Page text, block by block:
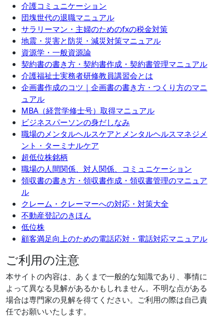
介護コミュニケーション
団塊世代の退職マニュアル
サラリーマン・主婦のためのfxの税金対策
地震・災害と防災・減災対策マニュアル
資源学・一般資源論
契約書の書き方・契約書作成・契約書管理マニュアル
介護福祉士実務者研修教員講習会とは
企画書作成のコツ｜企画書の書き方・つくり方のマニ
ュアル
MBA（経営学修士号）取得マニュアル
ビジネスパーソンの身だしなみ
職場のメンタルヘルスケアとメンタルヘルスマネジメ
ント・ターミナルケア
超低位株銘柄
職場の人間関係、対人関係、コミュニケーション
領収書の書き方・領収書作成・領収書管理のマニュア
ル
クレーム・クレーマーへの対応・対策大全
不動産登記のきほん
低位株
顧客満足向上のための電話応対・電話対応マニュアル
ご利用の注意
本サイトの内容は、あくまで一般的な知識であり、事情に
よって異なる見解があるかもしれません。不明な点がある
場合は専門家の見解を得てください。ご利用の際は自己責
任でお願いいたします。